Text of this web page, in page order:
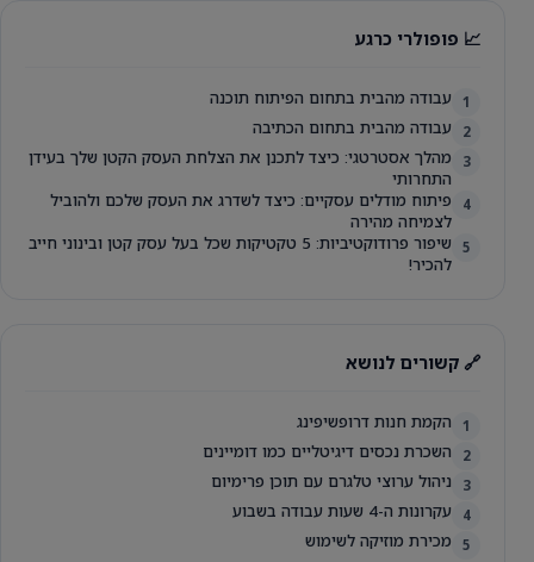
📈 פופולרי כרגע
1 עבודה מהבית בתחום הפיתוח תוכנה
2 עבודה מהבית בתחום הכתיבה
3
מהלך אסטרטגי: כיצד לתכנן את הצלחת העסק הקטן שלך בעידן
התחרותי
4
פיתוח מודלים עסקיים: כיצד לשדרג את העסק שלכם ולהוביל
לצמיחה מהירה
5
שיפור פרודוקטיביות: 5 טקטיקות שכל בעל עסק קטן ובינוני חייב
להכיר!
🔗 קשורים לנושא
1 הקמת חנות דרופשיפינג
2 השכרת נכסים דיגיטליים כמו דומיינים
3 ניהול ערוצי טלגרם עם תוכן פרימיום
4 עקרונות ה-4 שעות עבודה בשבוע
5 מכירת מוזיקה לשימוש